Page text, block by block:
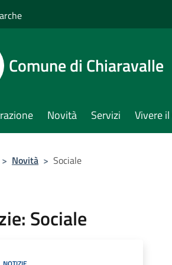
Comune di Chiaravalle
Novità Servizi Vivere
> Novità > Sociale
Sociale